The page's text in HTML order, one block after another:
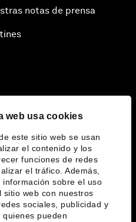
web usa cookies
este sitio web se usan
el contenido y los
funciones de redes
el tráfico. Además,
información sobre el uso
sitio web con nuestros
sociales, publicidad y
quienes pueden
notas de prensa